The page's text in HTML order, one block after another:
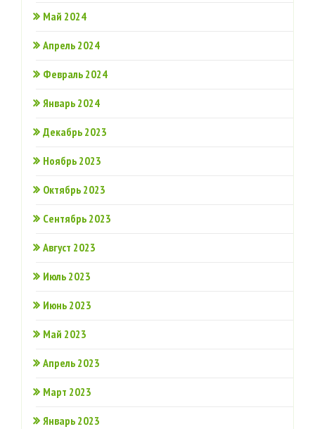
Май 2024
Апрель 2024
Февраль 2024
Январь 2024
Декабрь 2023
Ноябрь 2023
Октябрь 2023
Сентябрь 2023
Август 2023
Июль 2023
Июнь 2023
Май 2023
Апрель 2023
Март 2023
Январь 2023